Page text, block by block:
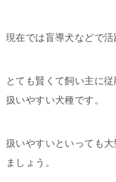
現在では盲導犬などで活
とても賢くて飼い主に
扱いやすい犬種です。
扱いやすいといっても
ましょう。